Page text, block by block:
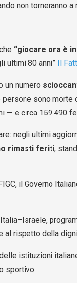
non torneranno
“giocare ora è
ultimi 80 anni” Il
un numero
sono
— e circa 159.490
negli ultimi
rimasti feriti,
il Governo
Italia–Israele,
rispetto della
istituzioni
sportivo.